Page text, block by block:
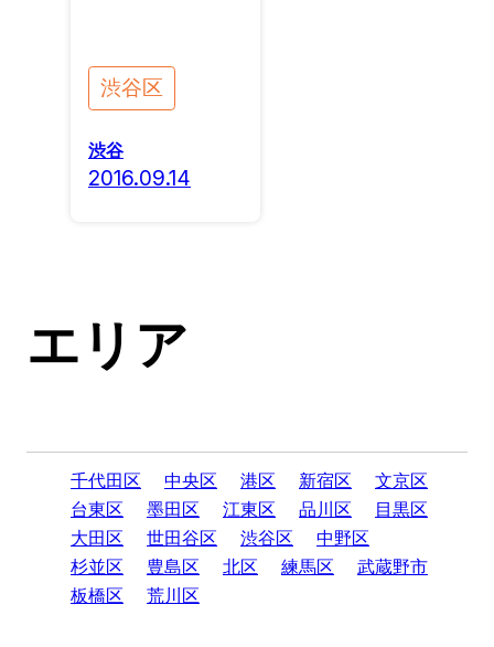
渋谷区
渋谷
2016.09.14
エリア
千代田区 中央区 港区 新宿区
文京区
台東区
墨田区 江東区 品川区
目黒区
大田区
世田谷区 渋谷区
中野区
杉並区
豊島区 北区 練馬区
武蔵野市
板橋区
荒川区